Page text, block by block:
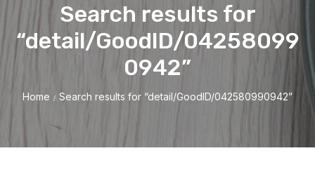
Search results for
“detail/GoodID/04258099
0942”
Home / Search results for “detail/GoodID/042580990942”